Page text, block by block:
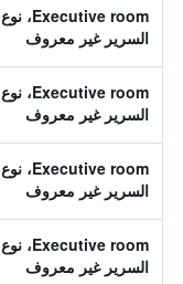
Executive room، نوع
السرير غير معروف
Executive room، نوع
السرير غير معروف
Executive room، نوع
السرير غير معروف
Executive room، نوع
السرير غير معروف